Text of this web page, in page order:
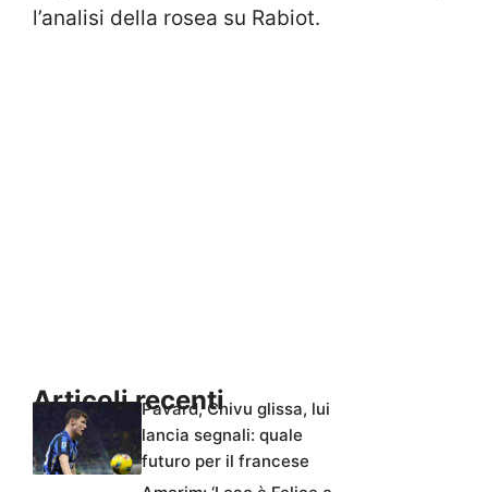
l’analisi della rosea su Rabiot.
Articoli recentiPavard, Chivu glissa, lui
lancia segnali: quale
futuro per il francese